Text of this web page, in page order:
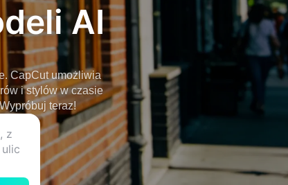
AI
CapCut umożliwia
i stylów w czasie
teraz!